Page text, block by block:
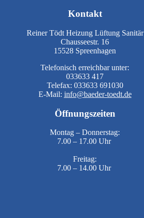
Kontakt
Reiner Tödt Heizung Lüftung Sanitär
Chausseestr. 16
15528 Spreenhagen
Telefonisch erreichbar unter:
033633 417
Telefax: 033633 691030
E-Mail: info@baeder-toedt.de
Öffnungszeiten
Montag – Donnerstag:
7.00 – 17.00 Uhr
Freitag:
7.00 – 14.00 Uhr